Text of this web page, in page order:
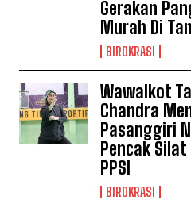
Gerakan
Murah Di
BIROKRASI
Wawalkot
Chandra
Pasanggiri
Pencak Silat
PPSI
BIROKRASI